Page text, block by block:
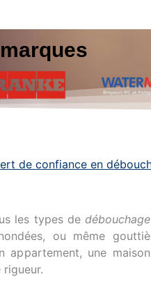
de confiance en
les types dedébouchage
ou même
appartement, une
rigueur.